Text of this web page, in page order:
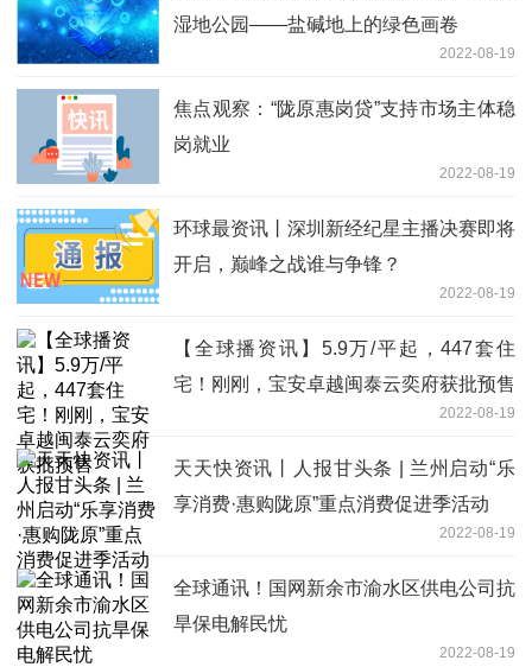
湿地公园——盐碱地上的绿色画卷
2022-08-19
焦点观察：“陇原惠岗贷”支持市场主体稳
岗就业
2022-08-19
环球最资讯丨深圳新经纪星主播决赛即将
开启，巅峰之战谁与争锋？
2022-08-19
【全球播资讯】5.9万/平起，447套住
宅！刚刚，宝安卓越闽泰云奕府获批预售
2022-08-19
天天快资讯丨人报甘头条 | 兰州启动“乐
享消费·惠购陇原”重点消费促进季活动
2022-08-19
全球通讯！国网新余市渝水区供电公司抗
旱保电解民忧
2022-08-19